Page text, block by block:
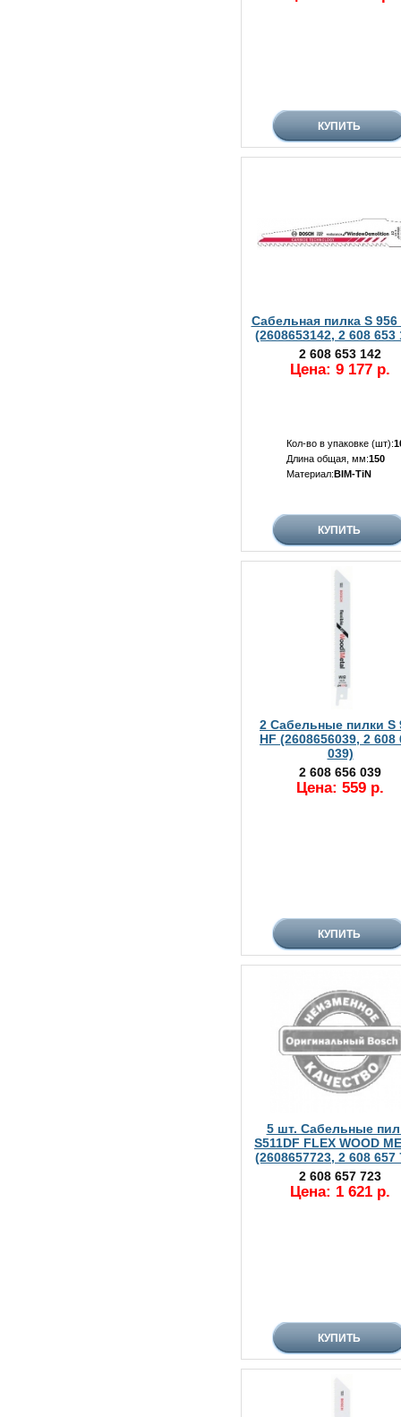
Сабельная пилка S 956
(2608653142, 2 608 653
2 608 653 142
Цена: 9 177 р.
Кол-во в упаковке (шт):
Длина общая, мм:150
Материал:BIM-TiN
2 Сабельные пилки S
HF (2608656039, 2 608
039)
2 608 656 039
Цена: 559 р.
5 шт. Сабельные
S511DF FLEX WOOD
(2608657723, 2 608 657
2 608 657 723
Цена: 1 621 р.